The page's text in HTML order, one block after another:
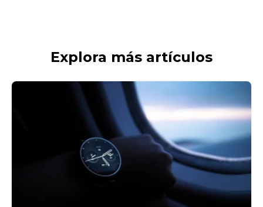
Explora más artículos